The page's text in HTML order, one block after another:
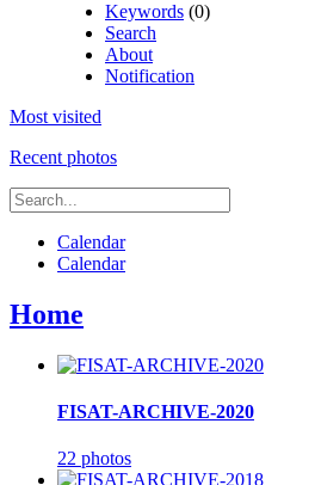
Keywords (0)
Search
About
Notification
Most visited
Recent photos
Calendar
Calendar
Home
FISAT-ARCHIVE-2020
22 photos